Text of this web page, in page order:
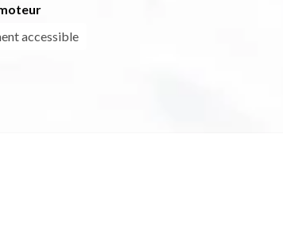
accessible